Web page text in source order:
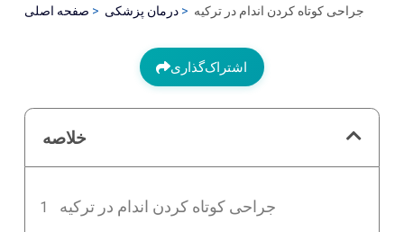
صفحه اصلی درمان پزشکی جراحی کوتاه کردن اندام در ترکیه
اشتراک‌گذاری
خلاصه
جراحی کوتاه کردن اندام در ترکیه